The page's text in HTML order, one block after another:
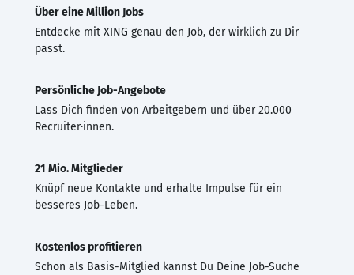
Über eine Million Jobs
Entdecke mit XING genau den Job, der wirklich zu Dir
passt.
Persönliche Job-Angebote
Lass Dich finden von Arbeitgebern und über 20.000
Recruiter·innen.
21 Mio. Mitglieder
Knüpf neue Kontakte und erhalte Impulse für ein
besseres Job-Leben.
Kostenlos profitieren
Schon als Basis-Mitglied kannst Du Deine Job-Suche